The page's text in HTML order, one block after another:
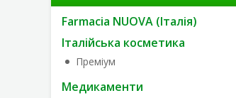
Farmacia NUOVA (Італія)
Італійська косметика
Преміум
Медикаменти